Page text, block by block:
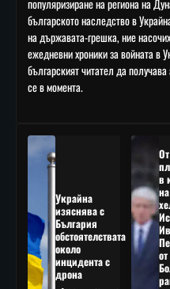
популяризиране на региона на
българското наследство в
на държавата-грешка, ние
ежедневни хроники за войната в
българският читател да
се в момента.
Украйна
изяснява с
България
обстоятелствата
около
инцидента с
дрона
в
от